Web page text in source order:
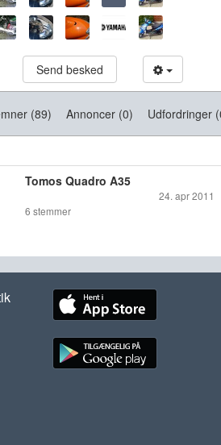
Send besked
(89) Annoncer (0) Udfordringer
Tomos Quadro A35
24. apr 2011
6 stemmer